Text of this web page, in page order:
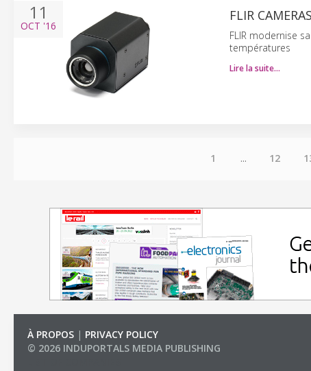
11
OCT '16
FLIR
FLIR modernise
températures
Lire la suite…
1 ... 12
À PROPOS | PRIVACY POLICY
© 2026 INDUPORTALS MEDIA PUBLISHING